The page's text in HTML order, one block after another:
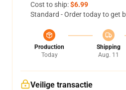
Cost to ship:$6.99
Standard - Order today to get
Production
Today
Shipping
Aug. 11
Veilige transactie